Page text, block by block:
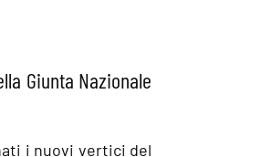
Giunta Nazionale
i nuovi vertici del